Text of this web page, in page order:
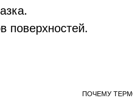
поверхностей.
ПОЧЕМУ